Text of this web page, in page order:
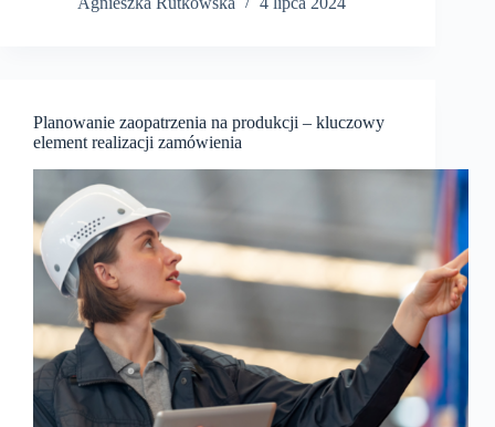
Planowanie zaopatrzenia na produkcji – kluczowy
element realizacji zamówienia